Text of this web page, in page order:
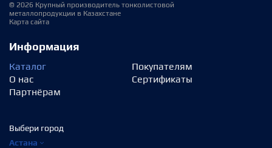
© 2026 Крупный производитель тонколистовой
металлопродукции в Казахстане
Карта сайта
Информация
Каталог
О нас
Партнёрам
Покупателям
Сертификаты
Выбери город
Астана